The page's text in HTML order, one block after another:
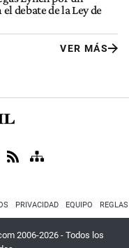
debate de la Ley de
VER MÁS
PRIVACIDAD EQUIPO
2006-2026 - Todos los